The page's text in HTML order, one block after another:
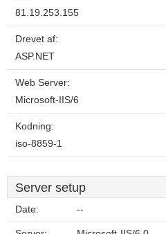
81.19.253.155
Drevet af:
ASP.NET
Web Server:
Microsoft-IIS/6
Kodning:
iso-8859-1
Server setup
Date: --